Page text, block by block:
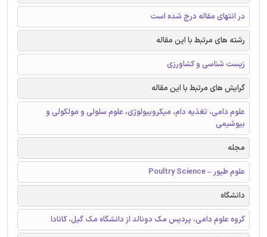
در انتهای مقاله درج شده است
رشته های مرتبط با این مقاله
زیست شناسی و کشاورزی
گرایش های مرتبط با این مقاله
علوم دامی، تغذیه دام، میکروبیولوژی، علوم سلولی و مولکولی و
بیوشیمی
مجله
علوم طیور – Poultry Science
دانشگاه
گروه علوم دامی، پردیس مک دونالد از دانشگاه مک گیل، کانادا